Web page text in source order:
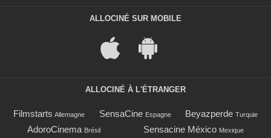
ALLOCINÉ SUR MOBILE
ALLOCINÉ À L'ÉTRANGER
Filmstarts Allemagne SensaCine Espagne Beyazperde Turquie
AdoroCinema Brésil Sensacine México Mexique